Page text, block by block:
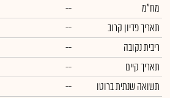
מח"מ
--
תאריך פדיון קרוב
--
ריבית נקובה
--
תאריך קיים
--
תשואה שנתית ברוטו
--